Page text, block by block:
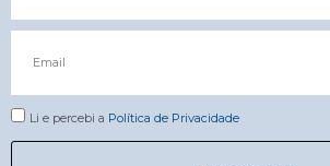
Li e percebi a Política de Privacidade